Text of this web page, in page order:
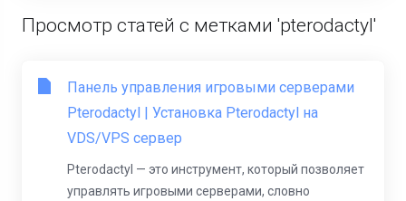
Просмотр статей с метками 'pterodactyl'
Панель управления игровыми серверами
Pterodactyl | Установка Pterodactyl на
VDS/VPS сервер
Pterodactyl — это инструмент, который позволяет
управлять игровыми серверами, словно